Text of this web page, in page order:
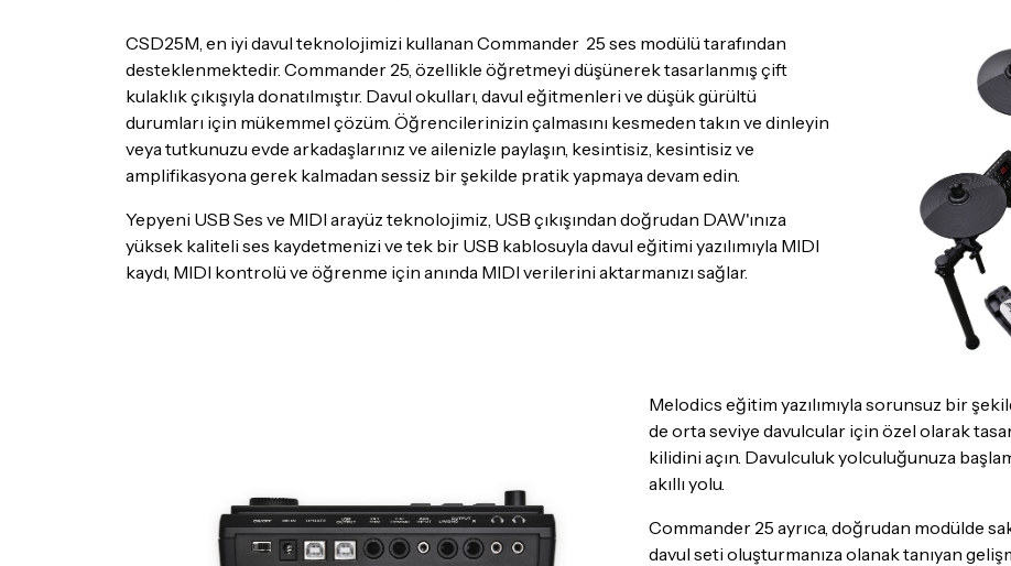
CSD25M, en iyi davul teknolojimizi kullanan Commander 25 ses modülü tarafından
desteklenmektedir. Commander 25, özellikle öğretmeyi düşünerek tasarlanmış çift
kulaklık çıkışıyla donatılmıştır. Davul okulları, davul eğitmenleri ve düşük gürültü
durumları için mükemmel çözüm. Öğrencilerinizin çalmasını kesmeden takın ve dinleyin
veya tutkunuzu evde arkadaşlarınız ve ailenizle paylaşın, kesintisiz, kesintisiz ve
amplifikasyona gerek kalmadan sessiz bir şekilde pratik yapmaya devam edin.
Yepyeni USB Ses ve MIDI arayüz teknolojimiz, USB çıkışından doğrudan DAW'ınıza
yüksek kaliteli ses kaydetmenizi ve tek bir USB kablosuyla davul eğitimi yazılımıyla MIDI
kaydı, MIDI kontrolü ve öğrenme için anında MIDI verilerini aktarmanızı sağlar.
Melodics eğitim yazılımıyla sorunsuz bir
de orta seviye davulcular için özel olarak
kilidini açın. Davulculuk yolculuğunuza
akıllı yolu.
Commander 25 ayrıca, doğrudan modülde
davul seti oluşturmanıza olanak tanıyan